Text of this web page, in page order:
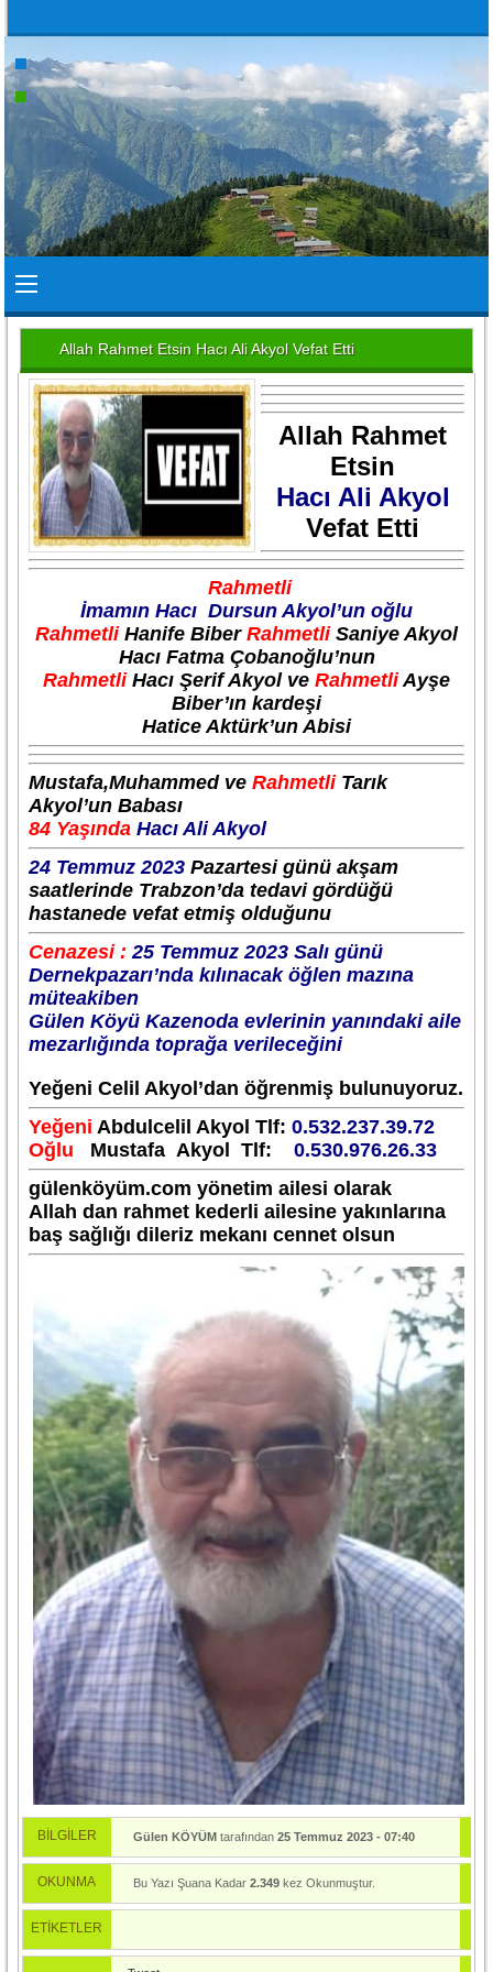
Allah Rahmet Etsin Hacı Ali Akyol Vefat Etti
Allah Rahmet
Etsin
Hacı Ali Akyol
Vefat Etti
Rahmetli
İmamın Hacı Dursun Akyol’un oğlu
RahmetliHanife Biber RahmetliSaniye Akyol
Hacı Fatma Çobanoğlu’nun
RahmetliHacı Şerif Akyol ve RahmetliAyşe
Biber’ın kardeşi
Hatice Aktürk’un Abisi
Mustafa,Muhammed ve RahmetliTarık
Akyol’un Babası
84 Yaşında Hacı Ali Akyol
24 Temmuz 2023Pazartesi günü akşam
saatlerinde Trabzon’da tedavi gördüğü
hastanede vefat etmiş olduğunu
Cenazesi : 25 Temmuz 2023 Salı günü
Dernekpazarı’nda kılınacak öğlen mazına
müteakiben
Gülen Köyü Kazenoda evlerinin yanındaki aile
mezarlığında toprağa verileceğini
Yeğeni Celil Akyol’dan öğrenmiş bulunuyoruz.
Yeğeni Abdulcelil Akyol Tlf: 0.532.237.39.72
Oğlu Mustafa Akyol Tlf: 0.530.976.26.33
gülenköyüm.com yönetim ailesi olarak
Allah dan rahmet kederli ailesine yakınlarına
baş sağlığı dileriz mekanı cennet olsun
BİLGİLER Gülen KÖYÜMtarafından 25 Temmuz 2023 - 07:40
OKUNMA Bu Yazı Şuana Kadar 2.349kez Okunmuştur.
ETİKETLER